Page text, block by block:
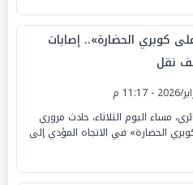
كوبري الحضارة».. إصابات
نقل
مساء اليوم الثلاثاء، حادث مروري
الحضارة» في الاتجاه المؤدي إلى